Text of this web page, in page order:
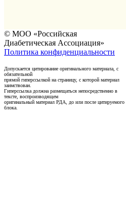
© МОО «Российская
Диабетическая Ассоциация»
Политика конфиденциальности
Допускается цитирование оригинального материала, с
обязательной
прямой гиперссылкой на страницу, с которой материал
заимствован.
Гиперссылка должна размещаться непосредственно в
тексте, воспроизводящем
оригинальный материал РДА, до или после цитируемого
блока.